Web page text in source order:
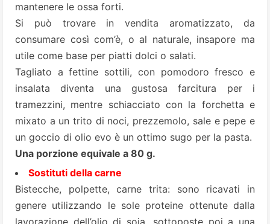
mantenere le ossa forti.
Si può trovare in vendita aromatizzato, da
consumare così com’è, o al naturale, insapore ma
utile come base per piatti dolci o salati.
Tagliato a fettine sottili, con pomodoro fresco e
insalata diventa una gustosa farcitura per i
tramezzini, mentre schiacciato con la forchetta e
mixato a un trito di noci, prezzemolo, sale e pepe e
un goccio di olio evo è un ottimo sugo per la pasta.
Una porzione equivale a 80 g.
Sostituti della carne
Bistecche, polpette, carne trita: sono ricavati in
genere utilizzando le sole proteine ottenute dalla
lavorazione dell’olio di soia, sottoposte poi a una